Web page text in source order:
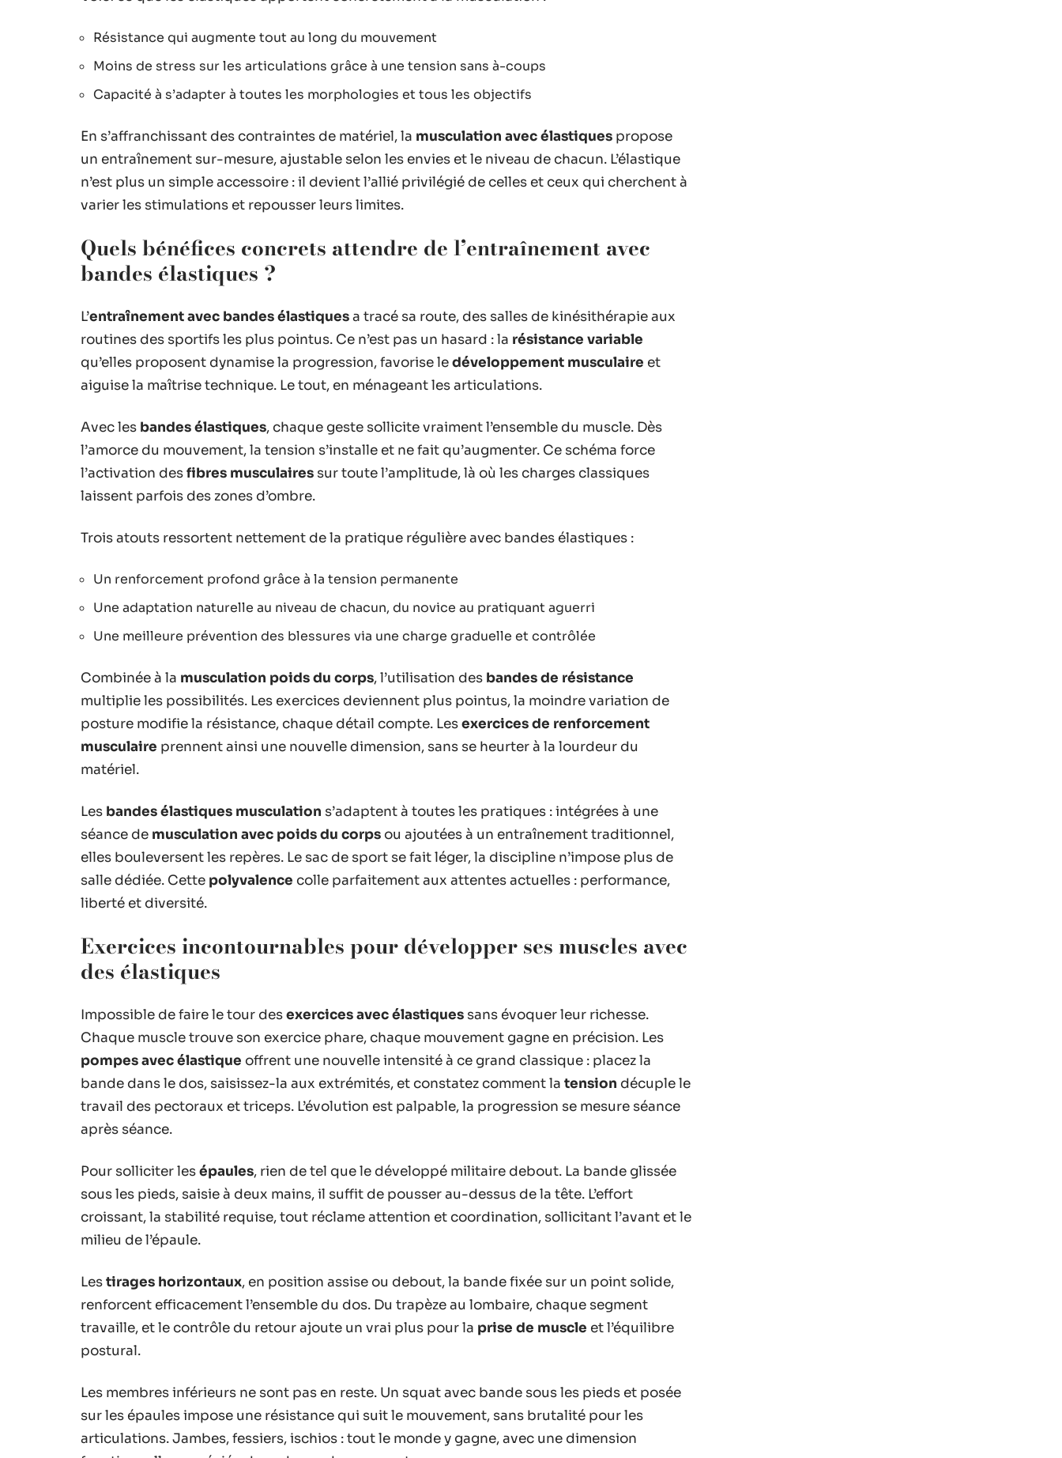
Résistance qui augmente tout au long du mouvement
Moins de stress sur les articulations grâce à une tension sans à-coups
Capacité à s’adapter à toutes les morphologies et tous les objectifs
En s’affranchissant des contraintes de matériel, la musculation avec élastiques propose
un entraînement sur-mesure, ajustable selon les envies et le niveau de chacun. L’élastique
n’est plus un simple accessoire : il devient l’allié privilégié de celles et ceux qui cherchent à
varier les stimulations et repousser leurs limites.
Quels bénéfices concrets attendre de l’entraînement avec
bandes élastiques ?
L’entraînement avec bandes élastiquesa tracé sa route, des salles de kinésithérapie aux
routines des sportifs les plus pointus. Ce n’est pas un hasard : la résistance variable
qu’elles proposent dynamise la progression, favorise ledéveloppement musculaire et
aiguise la maîtrise technique. Le tout, en ménageant les articulations.
Avec les bandes élastiques, chaque geste sollicite vraiment l’ensemble du muscle. Dès
l’amorce du mouvement, la tension s’installe et ne fait qu’augmenter. Ce schéma force
l’activation desfibres musculaires sur toute l’amplitude, là où les charges classiques
laissent parfois des zones d’ombre.
Trois atouts ressortent nettement de la pratique régulière avec bandes élastiques :
Un renforcement profond grâce à la tension permanente
Une adaptation naturelle au niveau de chacun, du novice au pratiquant aguerri
Une meilleure prévention des blessures via une charge graduelle et contrôlée
Combinée à la musculation poids du corps, l’utilisation des bandes de résistance
multiplie les possibilités. Les exercices deviennent plus pointus, la moindre variation de
posture modifie la résistance, chaque détail compte. Lesexercices de renforcement
musculaire prennent ainsi une nouvelle dimension, sans se heurter à la lourdeur du
matériel.
Les bandes élastiques musculation s’adaptent à toutes les pratiques : intégrées à une
séance de musculation avec poids du corps ou ajoutées à un entraînement traditionnel,
elles bouleversent les repères. Le sac de sport se fait léger, la discipline n’impose plus de
salle dédiée. Cette polyvalence colle parfaitement aux attentes actuelles : performance,
liberté et diversité.
Exercices incontournables pour développer ses muscles avec
des élastiques
Impossible de faire le tour desexercices avec élastiques sans évoquer leur richesse.
Chaque muscle trouve son exercice phare, chaque mouvement gagne en précision. Les
pompes avec élastique offrent une nouvelle intensité à ce grand classique : placez la
bande dans le dos, saisissez-la aux extrémités, et constatez comment la tension décuple le
travail des pectoraux et triceps. L’évolution est palpable, la progression se mesure séance
après séance.
Pour solliciter lesépaules, rien de tel que le développé militaire debout. La bande glissée
sous les pieds, saisie à deux mains, il suffit de pousser au-dessus de la tête. L’effort
croissant, la stabilité requise, tout réclame attention et coordination, sollicitant l’avant et le
milieu de l’épaule.
Lestirages horizontaux, en position assise ou debout, la bande fixée sur un point solide,
renforcent efficacement l’ensemble du dos. Du trapèze au lombaire, chaque segment
travaille, et le contrôle du retour ajoute un vrai plus pour la prise de muscle et l’équilibre
postural.
Les membres inférieurs ne sont pas en reste. Un squat avec bande sous les pieds et posée
sur les épaules impose une résistance qui suit le mouvement, sans brutalité pour les
articulations. Jambes, fessiers, ischios : tout le monde y gagne, avec une dimension